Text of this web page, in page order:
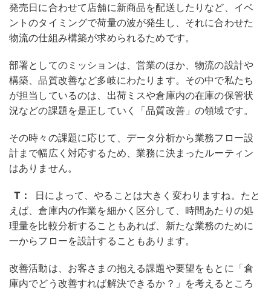
発売日に合わせて店舗に新商品を配送したりなど、イベ
ントのタイミングで荷量の波が発生し、それに合わせた
物流の仕組み構築が求められるためです。
部署としてのミッションは、営業のほか、物流の設計や
構築、品質改善など多岐にわたります。その中で私たち
が担当しているのは、出荷ミスや倉庫内の在庫の保管状
況などの課題を是正していく「品質改善」の領域です。
その時々の課題に応じて、データ分析から業務フロー設
計まで幅広く対応するため、業務に決まったルーティン
はありません。
T：
日によって、やることは大きく変わりますね。たと
えば、倉庫内の作業を細かく区分して、時間あたりの処
理量を比較分析することもあれば、新たな業務のために
一からフローを設計することもあります。
改善活動は、お客さまの抱える課題や要望をもとに「倉
庫内でどう改善すれば解決できるか？」を考えるところ